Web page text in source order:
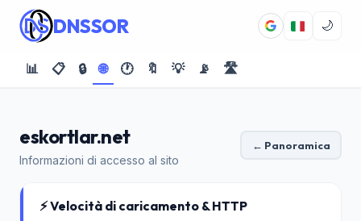
DNSSOR 🌙
📊 📋 🔒 🌐 🕐 🔖 💡 📡 🛣️
eskortlar.net
Informazioni di accesso al sito
← Panoramica
⚡ Velocità di caricamento & HTTP